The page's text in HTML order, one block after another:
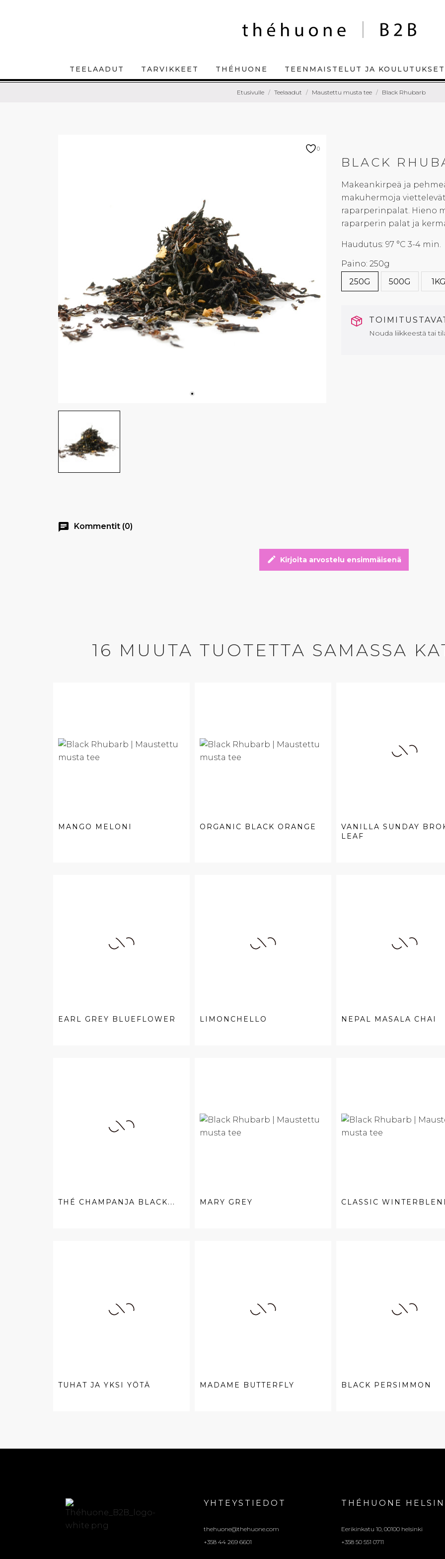
TEELAADUT TARVIKKEET THÉHUONE TEENMAISTELUT JA KOULUTUKSET
Etusivulle Teelaadut Maustettu musta tee Black Rhubarb
0
BLACK
Makeankirpeä ja
makuhermoja
raparperinpalat. Hieno
raparperin palat ja
Haudutus: 97 °C 3-4 min.
Paino: 250g
250G
500G 1KG
Nouda liikkeestä tai
chat Kommentit (0)
edit Kirjoita arvostelu ensimmäisenä
16 MUUTA TUOTETTA SAMASSA
MANGO MELONI ORGANIC BLACK ORANGE
VANILLA SUNDAY
LEAF
EARL GREY BLUEFLOWER LIMONCHELLO NEPAL MASALA CHAI
THÉ CHAMPANJA BLACK... MARY GREY CLASSIC
TUHAT JA YKSI YÖTÄ MADAME BUTTERFLY BLACK PERSIMMON
YHTEYSTIEDOT
thehuone@thehuone.com
+358 44 269 6601
THÉHUONE
Eerikinkatu 10, 00100 helsinki
+358 50 551 0711